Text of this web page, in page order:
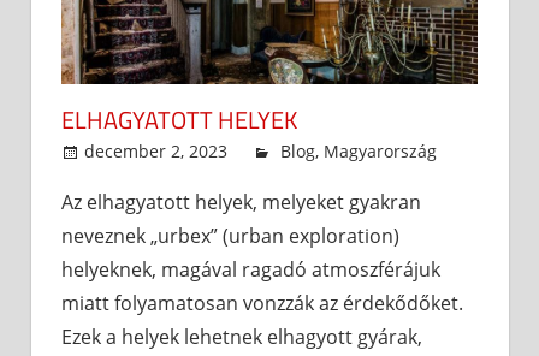
ELHAGYATOTT HELYEK
december 2, 2023 admin
Blog, Magyarország
Az elhagyatott helyek, melyeket gyakran
neveznek „urbex” (urban exploration)
helyeknek, magával ragadó atmoszférájuk
miatt folyamatosan vonzzák az érdekődőket.
Ezek a helyek lehetnek elhagyott gyárak,